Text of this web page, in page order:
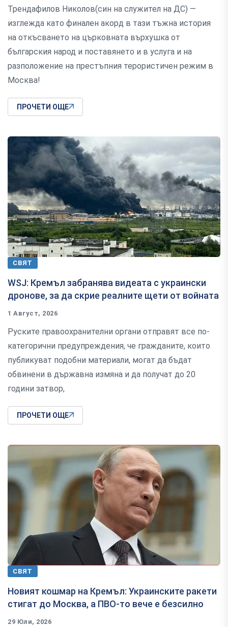
Трендафилов Николов(син на служител на ДС) —
изглежда като финален акорд в тази тъжна история
на откъсването на църковната върхушка от
българския народ и поставянето и в услуга и на
разположение на престъпния терористичен режим в
Москва!
ПРОЧЕТИ ОЩЕ
СВЯТ
WSJ: Кремъл забранява видеата с украински
дронове, за да скрие реалните щети от войната
1 Август, 2026
Руските правоохранителни органи отправят все по-
категорични предупреждения, че гражданите, които
публикуват подобни материали, могат да бъдат
обвинени в държавна измяна и да получат до 20
години затвор,
ПРОЧЕТИ ОЩЕ
СВЯТ
Новият кошмар на Кремъл: Украинските ракети
стигат до Москва, а ПВО-то вече е безсилно
29 Юли, 2026